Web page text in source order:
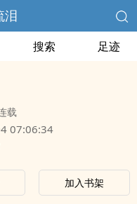
泪
搜索 足迹
载
07:06:34
加入书架